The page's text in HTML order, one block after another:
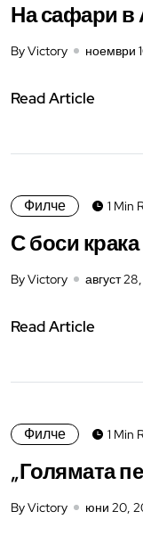
На сафари
By Victory ноември
Read Article
Филче 1 Min
С боси
By Victory август
Read Article
Филче 1 Min
„Голямата
By Victory юни 20,